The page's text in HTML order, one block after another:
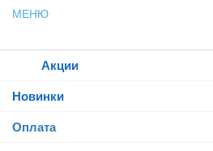
МЕНЮ
Акции
Новинки
Оплата